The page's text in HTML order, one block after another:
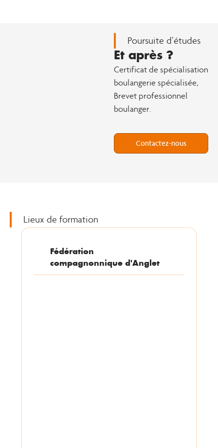
Poursuite d’études
Et après ?
Certificat de spécialisation
boulangerie spécialisée,
Brevet professionnel
boulanger.
Contactez-nous
Lieux de formation
Fédération
compagnonnique d'Anglet